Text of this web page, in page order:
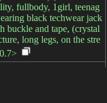
fullbody, 1girl, teenag
black techwear jack
buckle and tape, (crystal
long legs, on the stre